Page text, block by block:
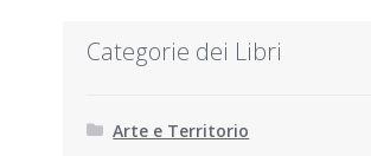
Categorie dei Libri
Arte e Territorio